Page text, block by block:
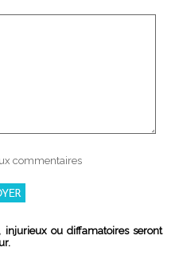
commentaires
injurieux ou diffamatoires seront